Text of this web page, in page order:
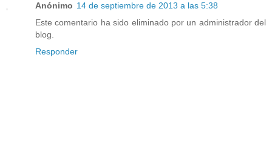
Anónimo 14 de septiembre de 2013 a las 5:38
Este comentario ha sido eliminado por un administrador del
blog.
Responder